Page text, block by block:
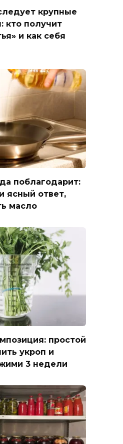
крупные
кто получит
и как себя
поблагодарит:
ясный ответ,
масло
простой
укроп и
3 недели